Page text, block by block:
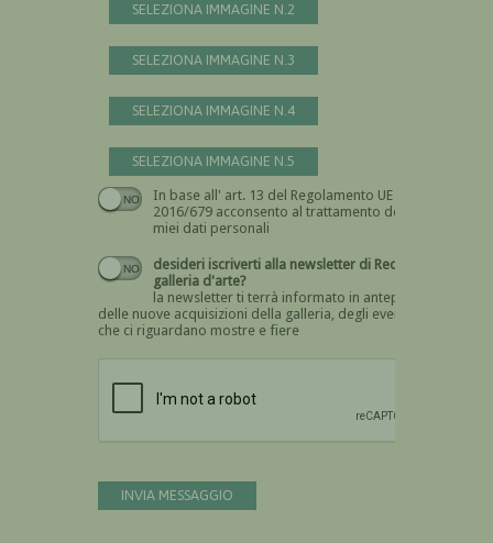
SELEZIONA IMMAGINE N.2
SELEZIONA IMMAGINE N.3
SELEZIONA IMMAGINE N.4
SELEZIONA IMMAGINE N.5
In base all' art. 13 del Regolamento UE n.
2016/679 acconsento al trattamento dei
miei dati personali
Devi dare il consenso
desideri iscriverti alla newsletter di Recta
galleria d'arte?
la newsletter ti terrà informato in anteprima
delle nuove acquisizioni della galleria, degli eventi
che ci riguardano mostre e fiere
INVIA MESSAGGIO